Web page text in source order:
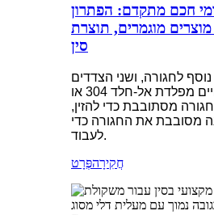
חכם מתקדם: הפתרון
מוגמרים, תוצרת
סין
לחגורה, ושני הצדדים
עשויים מפלדת אל-חלד 304 או PP עבור צלעות
מסתובבת כדי להזין,
מסובבת את החגורה כדי
לעבוד.
חֲקִירָהפְּרָט